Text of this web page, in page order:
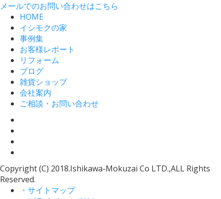
メールでのお問い合わせはこちら
HOME
イシモクの家
事例集
お客様レポート
リフォーム
ブログ
雑貨ショップ
会社案内
ご相談・お問い合わせ
Copyright (C) 2018.Ishikawa-Mokuzai Co LTD.,ALL Rights
Reserved.
・サイトマップ